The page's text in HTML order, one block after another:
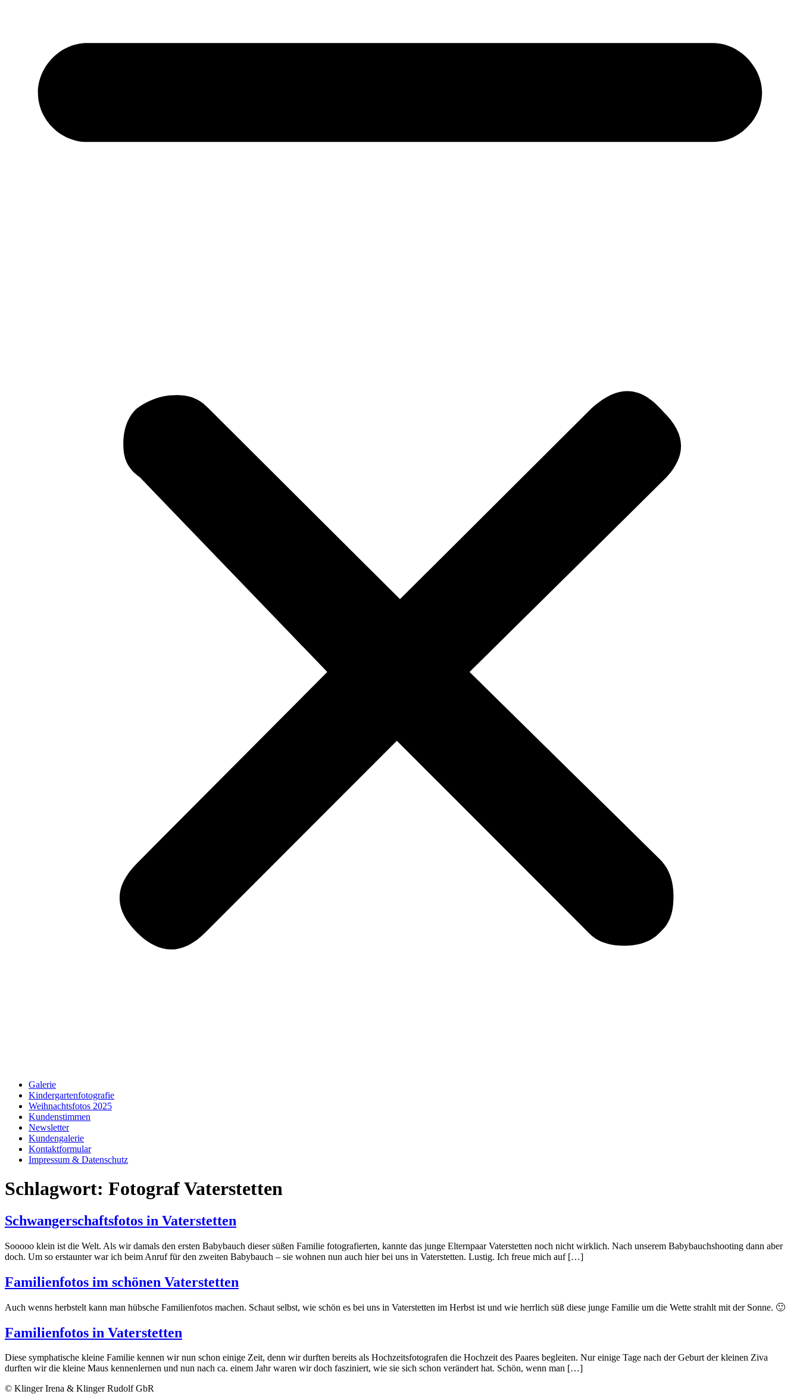
Galerie
Kindergartenfotografie
Weihnachtsfotos 2025
Kundenstimmen
Newsletter
Kundengalerie
Kontaktformular
Impressum & Datenschutz
Schlagwort: Fotograf Vaterstetten
Schwangerschaftsfotos in Vaterstetten
Sooooo klein ist die Welt. Als wir damals den ersten Babybauch dieser süßen Familie fotografierten, kannte das junge Elternpaar Vaterstetten noch nicht wirklich. Nach unserem Babybauchshooting dann aber
doch. Um so erstaunter war ich beim Anruf für den zweiten Babybauch – sie wohnen nun auch hier bei uns in Vaterstetten. Lustig. Ich freue mich auf […]
Familienfotos im schönen Vaterstetten
Auch wenns herbstelt kann man hübsche Familienfotos machen. Schaut selbst, wie schön es bei uns in Vaterstetten im Herbst ist und wie herrlich süß diese junge Familie um die Wette strahlt mit der Sonne. 🙂
Familienfotos in Vaterstetten
Diese symphatische kleine Familie kennen wir nun schon einige Zeit, denn wir durften bereits als Hochzeitsfotografen die Hochzeit des Paares begleiten. Nur einige Tage nach der Geburt der kleinen Ziva
durften wir die kleine Maus kennenlernen und nun nach ca. einem Jahr waren wir doch fasziniert, wie sie sich schon verändert hat. Schön, wenn man […]
© Klinger Irena & Klinger Rudolf GbR